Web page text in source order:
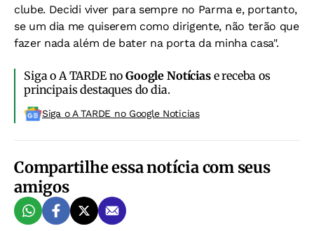
clube. Decidi viver para sempre no Parma e, portanto,
se um dia me quiserem como dirigente, não terão que
fazer nada além de bater na porta da minha casa".
Siga o A TARDE noGoogle Notíciase receba os
principais destaques do dia.
Siga o A TARDE no Google Noticias
Compartilhe essa notícia com seus
amigos